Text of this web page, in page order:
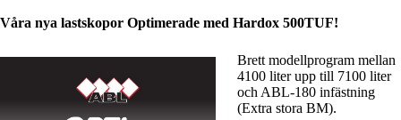
Våra nya lastskopor Optimerade med Hardox 500TUF!
Brett modellprogram mellan
4100 liter upp till 7100 liter
och ABL-180 infästning
(Extra stora BM).